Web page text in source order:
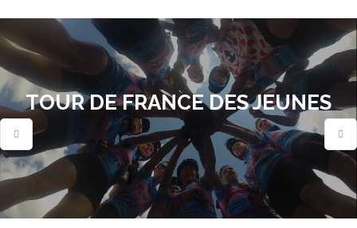
TOUR DE FRANCE DES JEUNES